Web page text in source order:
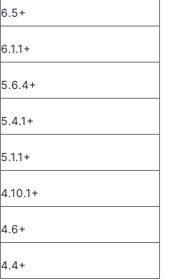
6.5+
6.1.1+
5.6.4+
5.4.1+
5.1.1+
4.10.1+
4.6+
4.4+